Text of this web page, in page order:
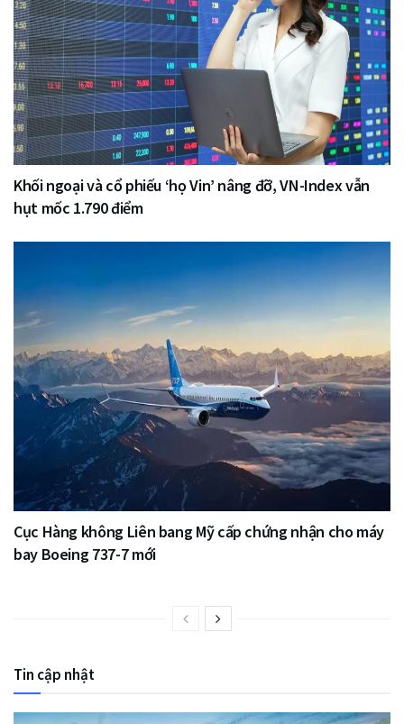
Khối ngoại và cổ phiếu ‘họ Vin’ nâng đỡ, VN-Index vẫn
hụt mốc 1.790 điểm
Cục Hàng không Liên bang Mỹ cấp chứng nhận cho máy
bay Boeing 737-7 mới
Tin cập nhật